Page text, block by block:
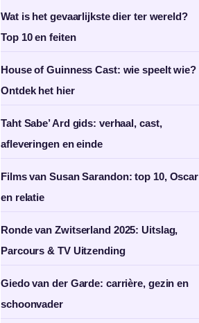
Wat is het gevaarlijkste dier ter wereld?
Top 10 en feiten
House of Guinness Cast: wie speelt wie?
Ontdek het hier
Taht Sabe’ Ard gids: verhaal, cast,
afleveringen en einde
Films van Susan Sarandon: top 10, Oscar
en relatie
Ronde van Zwitserland 2025: Uitslag,
Parcours & TV Uitzending
Giedo van der Garde: carrière, gezin en
schoonvader